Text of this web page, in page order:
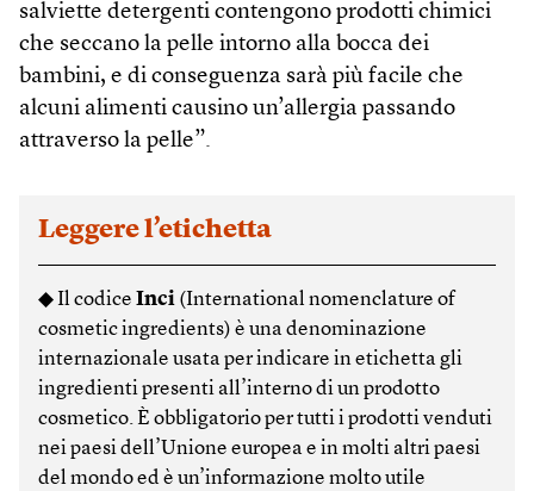
salviette detergenti contengono prodotti chimici
che seccano la pelle intorno alla bocca dei
bambini, e di conseguenza sarà più facile che
alcuni alimenti causino un’allergia passando
attraverso la pelle”.
Leggere l’etichetta
◆ Il codice Inci (International nomenclature of
cosmetic ingredients) è una denominazione
internazionale usata per indicare in etichetta gli
ingredienti presenti all’interno di un prodotto
cosmetico. È obbligatorio per tutti i prodotti venduti
nei paesi dell’Unione europea e in molti altri paesi
del mondo ed è un’informazione molto utile